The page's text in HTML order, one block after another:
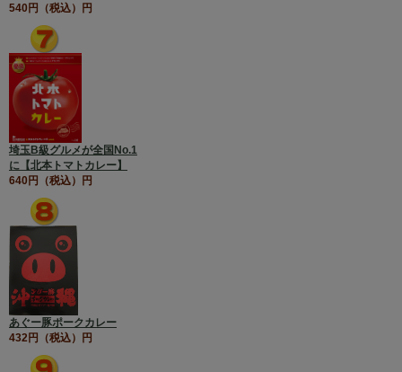
540円（税込）円
埼玉B級グルメが全国No.1
に【北本トマトカレー】
640円（税込）円
あぐー豚ポークカレー
432円（税込）円